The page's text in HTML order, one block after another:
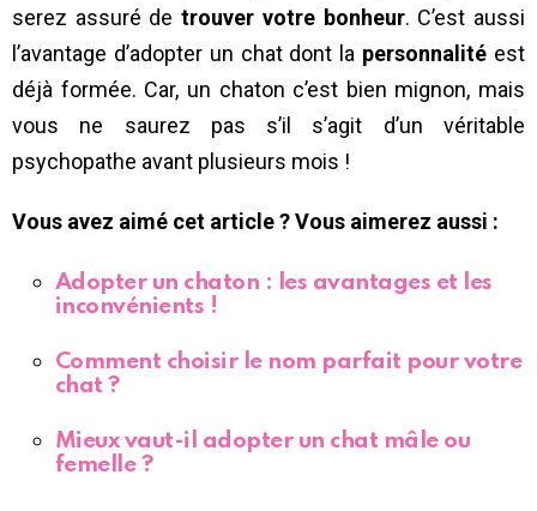
serez assuré detrouver votre bonheur. C’est aussi
l’avantage d’adopter un chat dont la personnalité est
déjà formée. Car, un chaton c’est bien mignon, mais
vous ne saurez pas s’il s’agit d’un véritable
psychopathe avant plusieurs mois !
Vous avez aimé cet article ? Vous aimerez aussi :
Adopter un chaton : les avantages et les
inconvénients !
Comment choisir le nom parfait pour votre
chat ?
Mieux vaut-il adopter un chat mâle ou
femelle ?